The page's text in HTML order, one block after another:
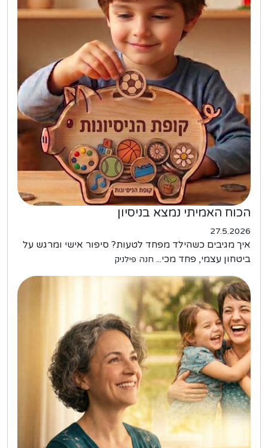
הכוח האמיתי נמצא בניסיון
27.5.2026
איך מגיבים כשהילד מפחד לטעות? סיפור אישי ומרגש על
ביטחון עצמי, פחד מכי... חנה פילניק